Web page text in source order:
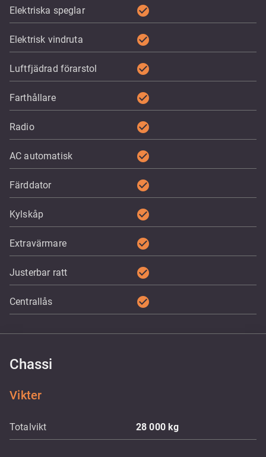
Elektriska speglar check_circle
Elektrisk vindruta check_circle
Luftfjädrad förarstol check_circle
Farthållare check_circle
Radio check_circle
AC automatisk check_circle
Färddator check_circle
Kylskåp check_circle
Extravärmare check_circle
Justerbar ratt check_circle
Centrallås check_circle
Chassi
Vikter
Totalvikt 28 000kg